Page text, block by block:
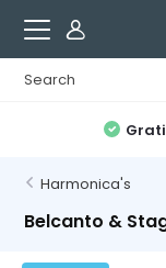
Harmonica's
Belcanto &